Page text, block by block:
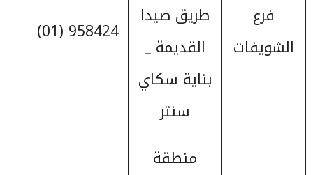
فرع
الشويفات
طريق صيدا
القديمة _
بناية سكاي
سنتر
958424 (01)
منطقة